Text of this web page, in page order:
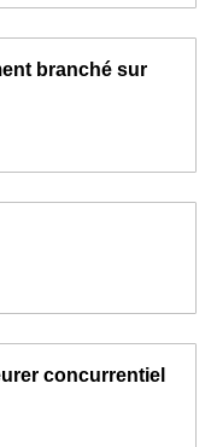
branché sur
concurrentiel